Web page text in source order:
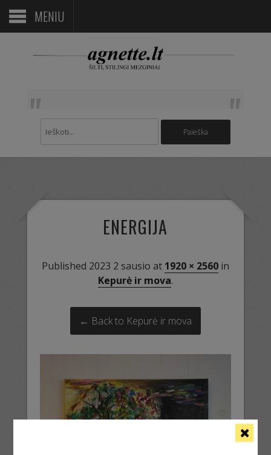
MENIU
ENERGIJA
Published 2023 2 sausio at 1920 × 2560in
Kepurė ir mova.
← Back to Kepurė ir mova